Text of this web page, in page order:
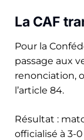
La CAF
Pour la
passage aux
renonciation,
l’article 84.
Résultat :
officialisé à 3-